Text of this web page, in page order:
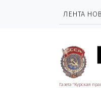
ЛЕНТА
Газета "Курская